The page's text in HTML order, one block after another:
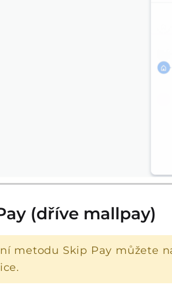
(dříve mallpay)
metodu Skip Pay můžete